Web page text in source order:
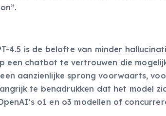
4.5 is de belofte van minder
een chatbot te vertrouwen die
aanzienlijke sprong voorwaarts,
te benadrukken dat het model
o1 en o3 modellen of